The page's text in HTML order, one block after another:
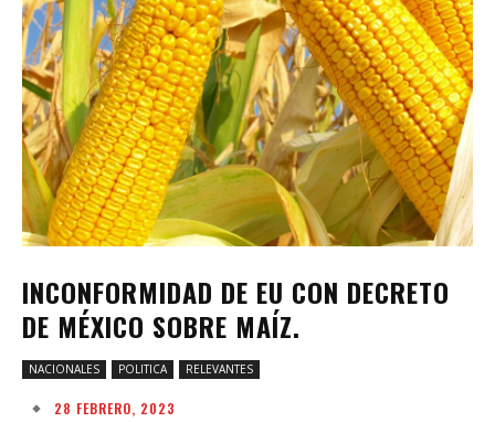
INCONFORMIDAD DE EU CON DECRETO
DE MÉXICO SOBRE MAÍZ.
NACIONALES POLITICA RELEVANTES
28 FEBRERO, 2023